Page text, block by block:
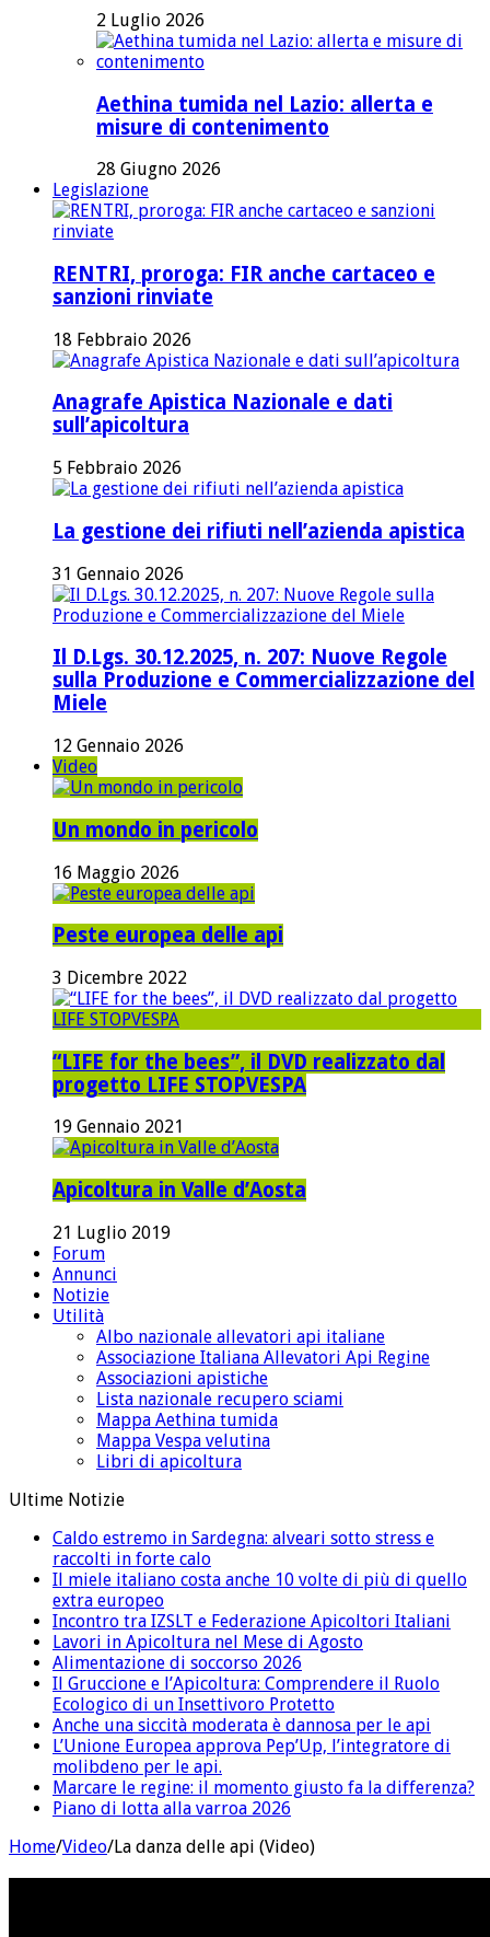
2 Luglio 2026
Aethina tumida nel Lazio: allerta e
misure di contenimento
28 Giugno 2026
Legislazione
RENTRI, proroga: FIR anche cartaceo e
sanzioni rinviate
18 Febbraio 2026
Anagrafe Apistica Nazionale e dati
sull’apicoltura
5 Febbraio 2026
La gestione dei rifiuti nell’azienda apistica
31 Gennaio 2026
Il D.Lgs. 30.12.2025, n. 207: Nuove Regole
sulla Produzione e Commercializzazione del
Miele
12 Gennaio 2026
Video
Un mondo in pericolo
16 Maggio 2026
Peste europea delle api
3 Dicembre 2022
“LIFE for the bees”, il DVD realizzato dal
progetto LIFE STOPVESPA
19 Gennaio 2021
Apicoltura in Valle d’Aosta
21 Luglio 2019
Forum
Annunci
Notizie
Utilità
Albo nazionale allevatori api italiane
Associazione Italiana Allevatori Api Regine
Associazioni apistiche
Lista nazionale recupero sciami
Mappa Aethina tumida
Mappa Vespa velutina
Libri di apicoltura
Ultime Notizie
Caldo estremo in Sardegna: alveari sotto stress e
raccolti in forte calo
Il miele italiano costa anche 10 volte di più di quello
extra europeo
Incontro tra IZSLT e Federazione Apicoltori Italiani
Lavori in Apicoltura nel Mese di Agosto
Alimentazione di soccorso 2026
Il Gruccione e l’Apicoltura: Comprendere il Ruolo
Ecologico di un Insettivoro Protetto
Anche una siccità moderata è dannosa per le api
L’Unione Europea approva Pep’Up, l’integratore di
molibdeno per le api.
Marcare le regine: il momento giusto fa la differenza?
Piano di lotta alla varroa 2026
Home/Video/La danza delle api (Video)